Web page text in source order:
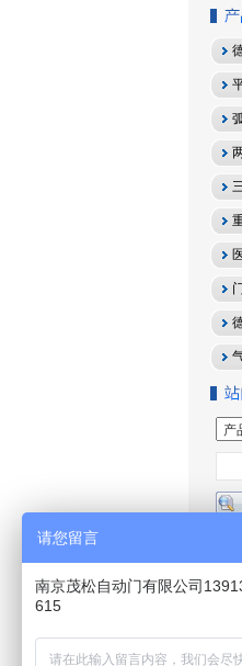
邮
请您留言
南京茂松自动门有限公司
615